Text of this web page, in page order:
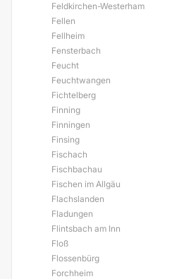
Feldkirchen-Westerham
Fellen
Fellheim
Fensterbach
Feucht
Feuchtwangen
Fichtelberg
Finning
Finningen
Finsing
Fischach
Fischbachau
Fischen im Allgäu
Flachslanden
Fladungen
Flintsbach am Inn
Floß
Flossenbürg
Forchheim